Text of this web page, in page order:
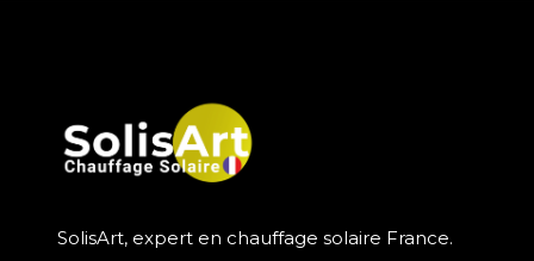
SolisArt, expert en chauffage solaire France.